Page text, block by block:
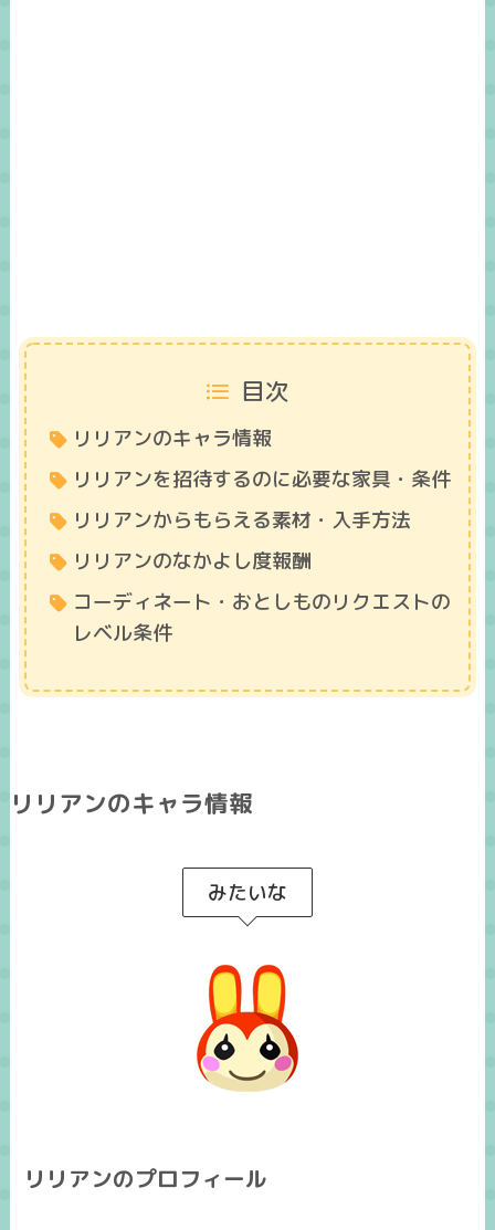
目次
リリアンのキャラ情報
リリアンを招待するのに必要な家具・条件
リリアンからもらえる素材・入手方法
リリアンのなかよし度報酬
コーディネート・おとしものリクエストの
レベル条件
リリアンのキャラ情報
みたいな
リリアンのプロフィール